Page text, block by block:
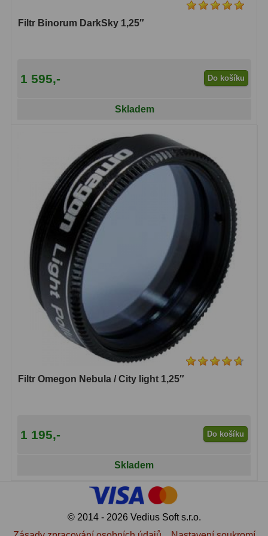
Filtr Binorum DarkSky 1,25″
1 595,- Do košíku
Skladem
Filtr Omegon Nebula / City light 1,25″
1 195,- Do košíku
Skladem
© 2014 - 2026 Vedius Soft s.r.o.